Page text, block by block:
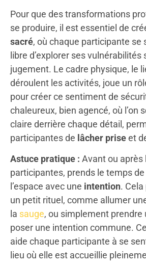
Pour que des transformations
se produire, il est essentiel de
sacré, où chaque participante se
libre d’explorer ses vulnérabilités
jugement. Le cadre physique, le
déroulent les activités, joue un
pour créer ce sentiment de
chaleureux, bien agencé, où l’on
claire derrière chaque détail,
participantes de lâcher priseet
Astuce pratique : Avant ou après
participantes, prends le temps de
l’espace avec une intention.
un petit rituel, comme allumer
la sauge, ou simplement
poser une intention commune.
aide chaque participante à se
lieu où elle est accueillie